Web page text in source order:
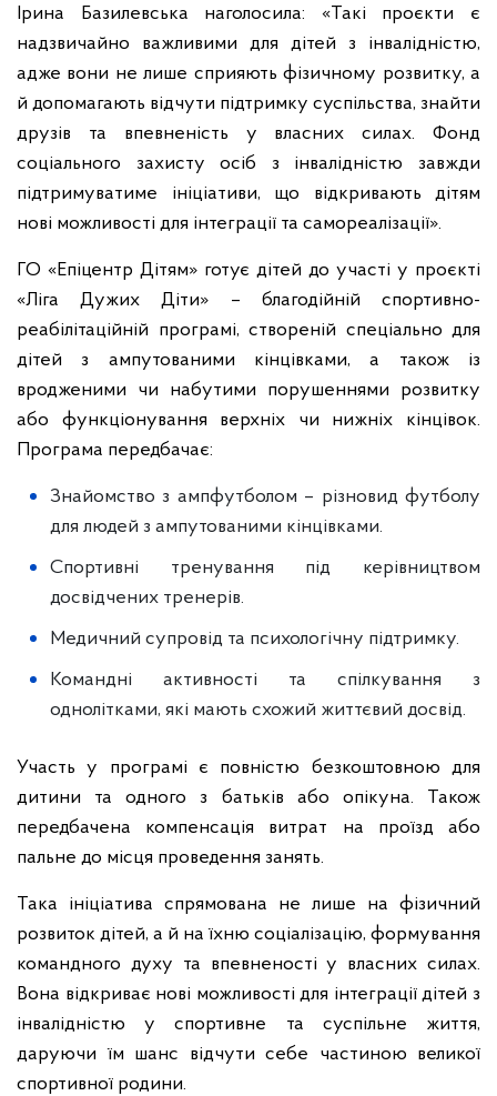
Ірина Базилевська наголосила: «Такі проєкти є
надзвичайно важливими для дітей з інвалідністю,
адже вони не лише сприяють фізичному розвитку, а
й допомагають відчути підтримку суспільства, знайти
друзів та впевненість у власних силах. Фонд
соціального захисту осіб з інвалідністю завжди
підтримуватиме ініціативи, що відкривають дітям
нові можливості для інтеграції та самореалізації».
ГО «Епіцентр Дітям» готує дітей до участі у проєкті
«Ліга Дужих Діти» – благодійній спортивно-
реабілітаційній програмі, створеній спеціально для
дітей з ампутованими кінцівками, а також із
вродженими чи набутими порушеннями розвитку
або функціонування верхніх чи нижніх кінцівок.
Програма передбачає:
Знайомство з ампфутболом – різновид футболу
для людей з ампутованими кінцівками.
Спортивні тренування під керівництвом
досвідчених тренерів.
Медичний супровід та психологічну підтримку.
Командні активності та спілкування з
однолітками, які мають схожий життєвий досвід.
Участь у програмі є повністю безкоштовною для
дитини та одного з батьків або опікуна. Також
передбачена компенсація витрат на проїзд або
пальне до місця проведення занять.
Така ініціатива спрямована не лише на фізичний
розвиток дітей, а й на їхню соціалізацію, формування
командного духу та впевненості у власних силах.
Вона відкриває нові можливості для інтеграції дітей з
інвалідністю у спортивне та суспільне життя,
даруючи їм шанс відчути себе частиною великої
спортивної родини.